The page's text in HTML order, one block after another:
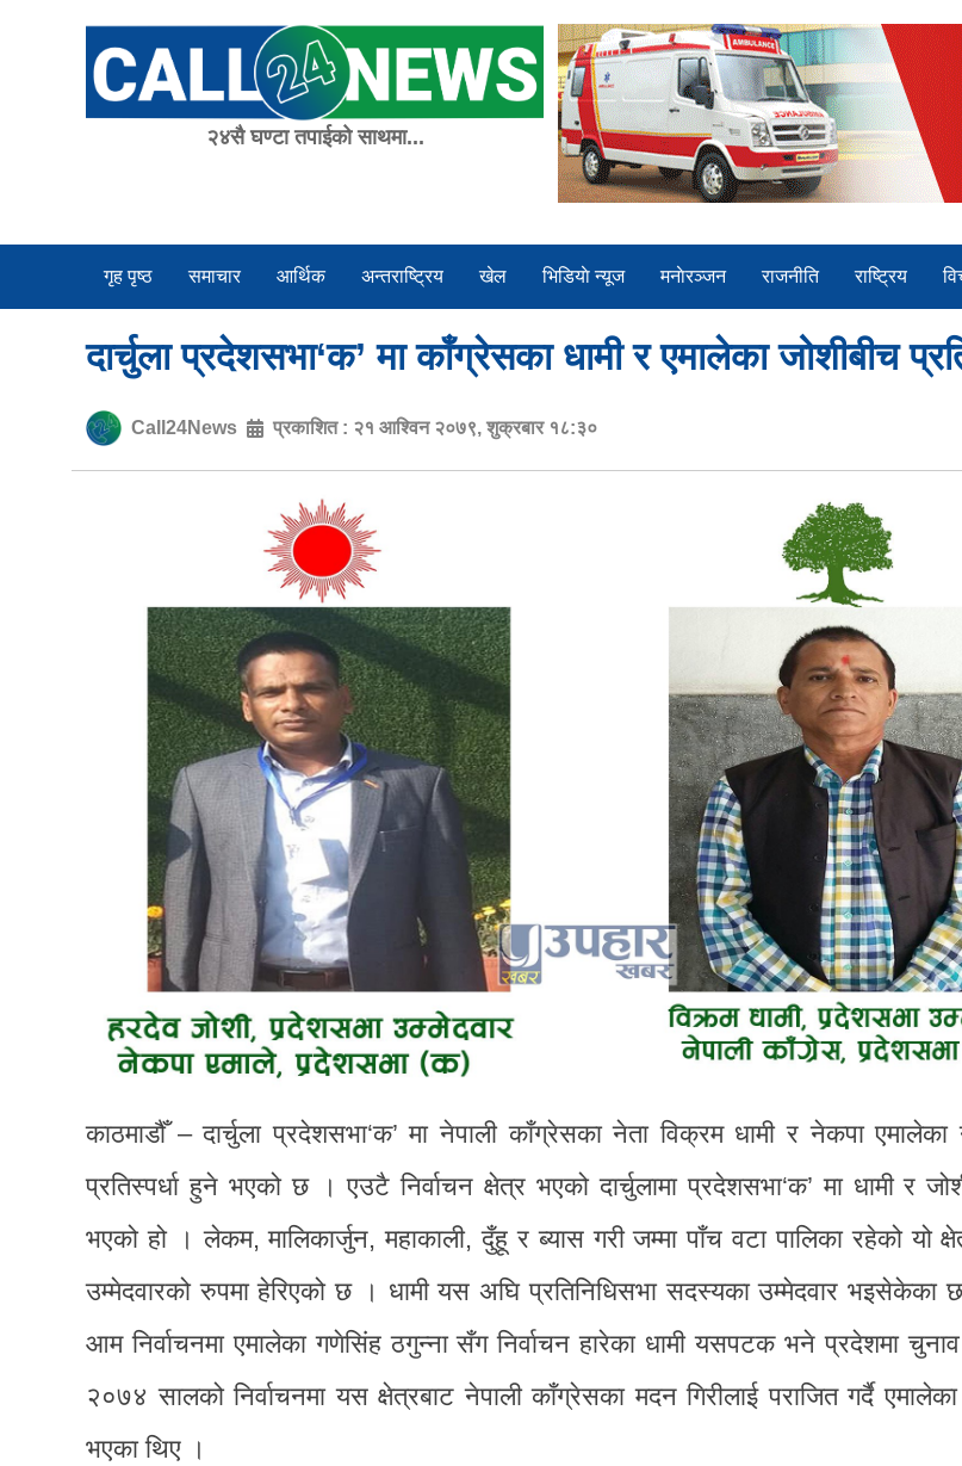
२४सै घण्टा तपाईको साथमा...
गृह पृष्ठ समाचार आर्थिक अन्तराष्ट्रिय खेल भिडियाे न्यूज मनाेरञ्जन राजनीति राष्ट्रिय
दार्चुला प्रदेशसभा‘क’ मा काँग्रेसका धामी र एमालेका जोशीबीच
Call24News प्रकाशित : २१ आश्विन २०७९, शुक्रबार १८:३०
काठमाडौँ – दार्चुला प्रदेशसभा‘क’ मा नेपाली काँग्रेसका नेता विक्रम धामी र नेकपा एमालेका
प्रतिस्पर्धा हुने भएको छ । एउटै निर्वाचन क्षेत्र भएको दार्चुलामा प्रदेशसभा‘क’ मा धामी र
भएको हो । लेकम, मालिकार्जुन, महाकाली, दुँहू र ब्यास गरी जम्मा पाँच वटा पालिका रहेको यो
उम्मेदवारको रुपमा हेरिएको छ । धामी यस अघि प्रतिनिधिसभा सदस्यका उम्मेदवार
आम निर्वाचनमा एमालेका गणेसिंह ठगुन्ना सँग निर्वाचन हारेका धामी यसपटक भने प्रदेशमा
२०७४ सालको निर्वाचनमा यस क्षेत्रबाट नेपाली काँग्रेसका मदन गिरीलाई पराजित गर्दै एमालेका
भएका थिए ।